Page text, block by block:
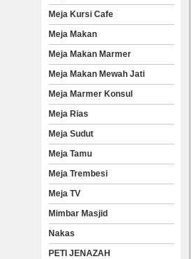
Meja Kursi Cafe
Meja Makan
Meja Makan Marmer
Meja Makan Mewah Jati
Meja Marmer Konsul
Meja Rias
Meja Sudut
Meja Tamu
Meja Trembesi
Meja TV
Mimbar Masjid
Nakas
PETI JENAZAH